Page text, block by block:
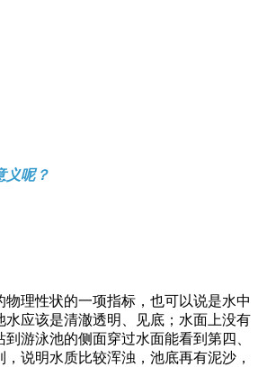
义呢？
理性状的一项指标，也可以说是水中
水应该是清澈透明、见底；水面上没有
游泳池的侧面穿过水面能看到第四、
说明水质比较浑浊，池底再有泥沙，